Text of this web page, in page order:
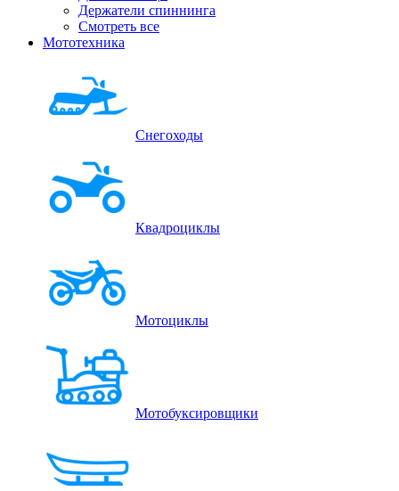
Держатели спиннинга
Смотреть все
Мототехника
Снегоходы
Квадроциклы
Мотоциклы
Мотобуксировщики